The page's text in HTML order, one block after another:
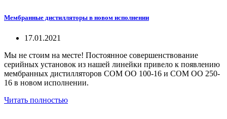
Мембранные дистилляторы в новом исполнении
17.01.2021
Мы не стоим на месте! Постоянное совершенствование
серийных установок из нашей линейки привело к появлению
мембранных дистилляторов СОМ ОО 100-16 и СОМ ОО 250-
16 в новом исполнении.
Читать полностью